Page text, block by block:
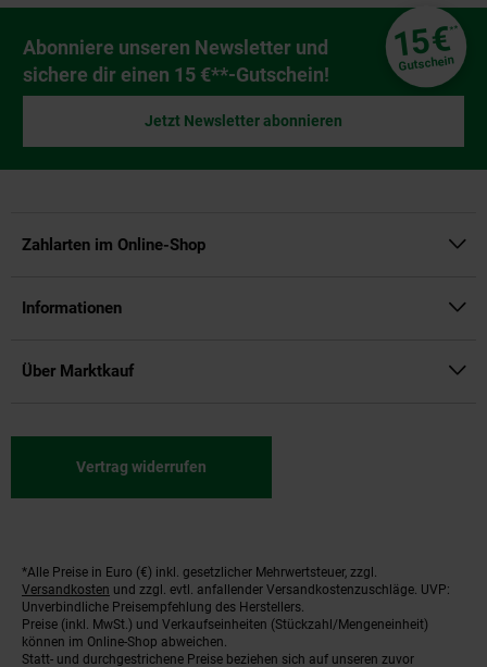
Newsletter Anmeldung
Abonniere unseren Newsletter und
sichere dir einen 15 €**-Gutschein!
15€**
Gutschein
Jetzt Newsletter abonnieren
Zahlarten im Online-Shop
Informationen
Über Marktkauf
Vertrag widerrufen
Fußnoten
*Alle Preise in Euro (€) inkl. gesetzlicher Mehrwertsteuer, zzgl.
Versandkosten und zzgl. evtl. anfallender Versandkostenzuschläge. UVP:
Unverbindliche Preisempfehlung des Herstellers.
Preise (inkl. MwSt.) und Verkaufseinheiten (Stückzahl/Mengeneinheit)
können im Online-Shop abweichen.
Statt- und durchgestrichene Preise beziehen sich auf unseren zuvor